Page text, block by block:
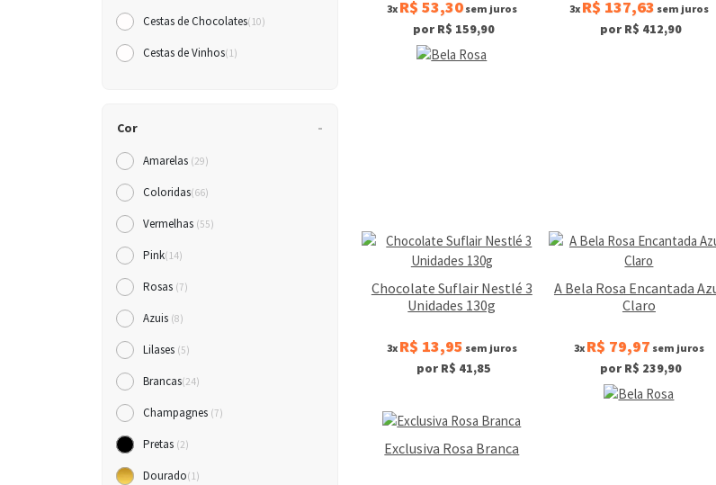
Cestas de Chocolates(10)
Cestas de Vinhos(1)
Cor
Amarelas (29)
Coloridas(66)
Vermelhas (55)
Pink(14)
Rosas (7)
Azuis (8)
Lilases (5)
Brancas(24)
Champagnes (7)
Pretas (2)
Dourado(1)
3x R$ 53,30sem juros
por R$ 159,90
3x R$ 137,63 sem juros
por R$ 412,90
Chocolate Suflair Nestlé 3
Unidades 130g
3x R$ 13,95 sem juros
por R$ 41,85
A Bela Rosa Encantada
Claro
3x R$ 79,97 sem juros
por R$ 239,90
Exclusiva Rosa Branca